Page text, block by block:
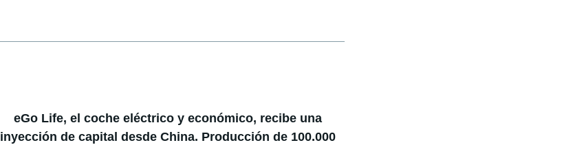
eGo Life, el coche eléctrico y económico, recibe una
inyección de capital desde China. Producción de 100.000